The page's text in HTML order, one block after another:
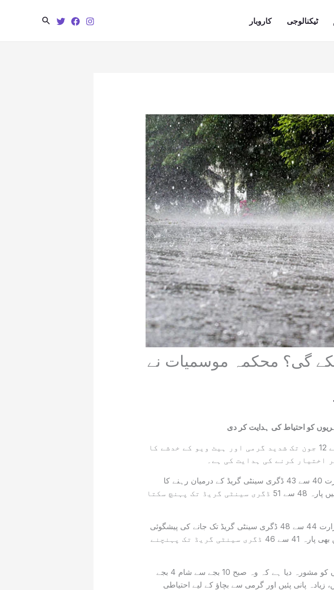
ٹیکنالوجی کاروبار Search
گی؟ محکمہ موسمیات نے
محکمہ موسمیات نے ملک کے مختلف حصوں میں آج سے 12 جون تک شدید گرمی اور ہیٹ ویو کے خدشے کا
اختیار کرنے کی ہدایت کی ہے۔
محکمہ موسمیات کے مطابق کراچی میں آج درجہ حرارت 40 سے 43 ڈگری سینٹی گریڈ کے درمیان رہنے کا
امکان ہے، جبکہ سندھ اور بلوچستان کے بعض اضلاع میں پارہ 48 سے 51 ڈگری سینٹی گریڈ تک پہنچ سکتا
رپورٹ کے مطابق پنجاب کے متعدد اضلاع میں درجہ حرارت 44 سے 48 ڈگری سینٹی گریڈ تک جانے کی پیشگوئی
کی گئی ہے، جبکہ خیبرپختونخوا کے میدانی علاقوں میں بھی پارہ 41 سے 46 ڈگری سینٹی گریڈ تک پہنچنے
شدید گرمی کے پیش نظر محکمہ موسمیات نے شہریوں کو مشورہ دیا ہے کہ وہ صبح 10 بجے سے شام 4 بجے
پانی پئیں اور گرمی سے بچاؤ کے لیے احتیاطی